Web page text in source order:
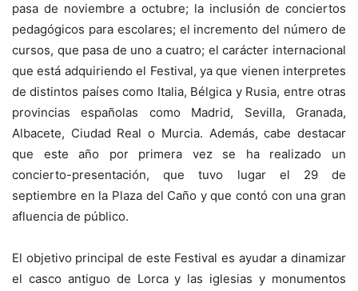
pasa de noviembre a octubre; la inclusión de conciertos
pedagógicos para escolares; el incremento del número de
cursos, que pasa de uno a cuatro; el carácter internacional
que está adquiriendo el Festival, ya que vienen interpretes
de distintos países como Italia, Bélgica y Rusia, entre otras
provincias españolas como Madrid, Sevilla, Granada,
Albacete, Ciudad Real o Murcia. Además, cabe destacar
que este año por primera vez se ha realizado un
concierto-presentación, que tuvo lugar el 29 de
septiembre en la Plaza del Caño y que contó con una gran
afluencia de público.
El objetivo principal de este Festival es ayudar a dinamizar
el casco antiguo de Lorca y las iglesias y monumentos